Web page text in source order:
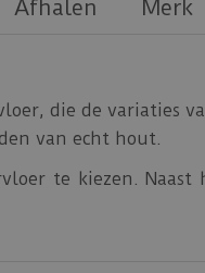
Afhalen Merk
die de variaties
van echt hout.
te kiezen. Naast
Bovendien